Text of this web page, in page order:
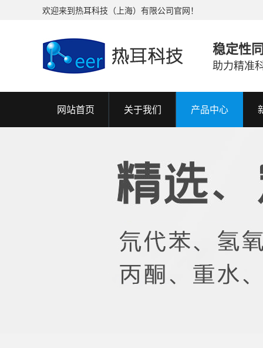
欢迎来到热耳科技（上海）有限公司官网！
稳定性
助力精准
网站首页 关于我们 产品中心